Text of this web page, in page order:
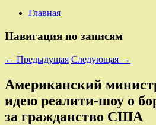
Главная
Навигация по записям
← Предыдущая Следующая →
Американский
идею реалити-шоу о
за гражданство США